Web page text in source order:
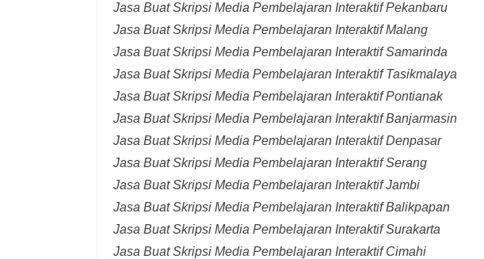
Jasa Buat Skripsi Media Pembelajaran Interaktif Pekanbaru
Jasa Buat Skripsi Media Pembelajaran Interaktif Malang
Jasa Buat Skripsi Media Pembelajaran Interaktif Samarinda
Jasa Buat Skripsi Media Pembelajaran Interaktif Tasikmalaya
Jasa Buat Skripsi Media Pembelajaran Interaktif Pontianak
Jasa Buat Skripsi Media Pembelajaran Interaktif Banjarmasin
Jasa Buat Skripsi Media Pembelajaran Interaktif Denpasar
Jasa Buat Skripsi Media Pembelajaran Interaktif Serang
Jasa Buat Skripsi Media Pembelajaran Interaktif Jambi
Jasa Buat Skripsi Media Pembelajaran Interaktif Balikpapan
Jasa Buat Skripsi Media Pembelajaran Interaktif Surakarta
Jasa Buat Skripsi Media Pembelajaran Interaktif Cimahi